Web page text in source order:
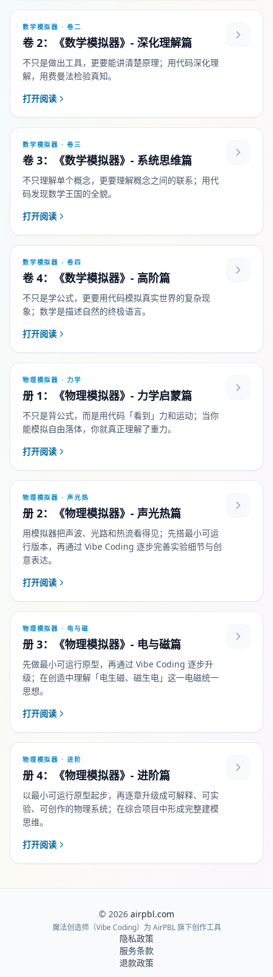
数学模拟器 · 卷二
卷 2：《数学模拟器》- 深化理解篇
不只是做出工具，更要能讲清楚原理；用代码深化理
解，用费曼法检验真知。
打开阅读
数学模拟器 · 卷三
卷 3：《数学模拟器》- 系统思维篇
不只理解单个概念，更要理解概念之间的联系；用代
码发现数学王国的全貌。
打开阅读
数学模拟器 · 卷四
卷 4：《数学模拟器》- 高阶篇
不只是学公式，更要用代码模拟真实世界的复杂现
象；数学是描述自然的终极语言。
打开阅读
物理模拟器 · 力学
册 1：《物理模拟器》- 力学启蒙篇
不只是背公式，而是用代码「看到」力和运动；当你
能模拟自由落体，你就真正理解了重力。
打开阅读
物理模拟器 · 声光热
册 2：《物理模拟器》- 声光热篇
用模拟器把声波、光路和热流看得见；先搭最小可运
行版本，再通过 Vibe Coding 逐步完善实验细节与创
意表达。
打开阅读
物理模拟器 · 电与磁
册 3：《物理模拟器》- 电与磁篇
先做最小可运行原型，再通过 Vibe Coding 逐步升
级；在创造中理解「电生磁、磁生电」这一电磁统一
思想。
打开阅读
物理模拟器 · 进阶
册 4：《物理模拟器》- 进阶篇
以最小可运行原型起步，再逐章升级成可解释、可实
验、可创作的物理系统；在综合项目中形成完整建模
思维。
打开阅读
© 2026 airpbl.com
魔法创造师（Vibe Coding）为 AirPBL 旗下创作工具
隐私政策
服务条款
退款政策